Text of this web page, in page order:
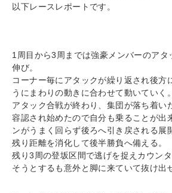
以下レースレポートです。
1周目から3周までは強豪メンバーのアタ
伸び。
コーナー毎にアタックが繰り返され後方
うにまわりの動きに合わせて動いていく。
アタック合戦が終わり、集団が落ち着い
容認され始めたので自分も乗ることが出
ンがうまく回らず後ろへ引き戻される展
残り距離を消化して後半勝負へ備える。
残り3周の登坂区間で逃げを捉えカウン
そうとするも意外と脚に来ていて抜け出